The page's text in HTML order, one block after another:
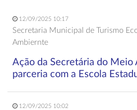
12/09/2025 10:17
Secretaria Municipal de Turismo
Ambiernte
Ação da Secretária do Meio
parceria com a Escola
12/09/2025 10:02